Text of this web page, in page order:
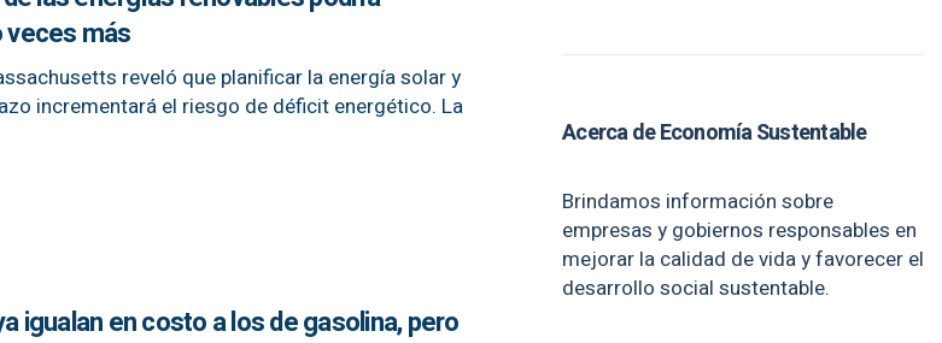
veces más
reveló que planificar la energía solar y
incrementará el riesgo de déficit energético. La
igualan en costo a los de gasolina, pero
Acerca de Economía Sustentable
Brindamos información sobre
empresas y gobiernos responsables en
mejorar la calidad de vida y favorecer el
desarrollo social sustentable.